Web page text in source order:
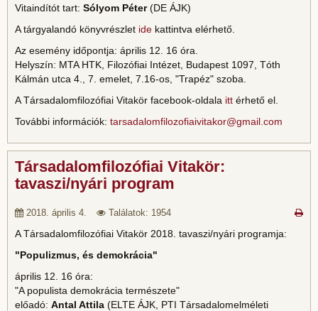
Vitaindítót tart: Sólyom Péter(DE ÁJK)
A tárgyalandó könyvrészlet ide kattintva elérhető.
Az esemény időpontja: április 12. 16 óra.
Helyszín: MTA HTK, Filozófiai Intézet, Budapest 1097, Tóth
Kálmán utca 4., 7. emelet, 7.16-os, "Trapéz" szoba.
A Társadalomfilozófiai Vitakör facebook-oldala itt érhető el.
További információk: tarsadalomfilozofiaivitakor@gmail.com
Társadalomfilozófiai Vitakör:
tavaszi/nyári program
2018. április 4. Találatok: 1954
A Társadalomfilozófiai Vitakör 2018. tavaszi/nyári programja:
"Populizmus, és demokrácia"
április 12. 16 óra:
"A populista demokrácia természete"
előadó: Antal Attila (ELTE ÁJK, PTI Társadalomelméleti